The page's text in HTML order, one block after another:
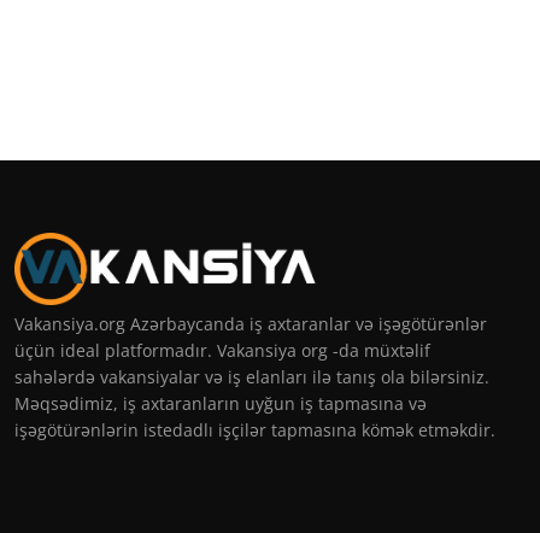
Vakansiya.org Azərbaycanda iş axtaranlar və işəgötürənlər
üçün ideal platformadır. Vakansiya org -da müxtəlif
sahələrdə vakansiyalar və iş elanları ilə tanış ola bilərsiniz.
Məqsədimiz, iş axtaranların uyğun iş tapmasına və
işəgötürənlərin istedadlı işçilər tapmasına kömək etməkdir.